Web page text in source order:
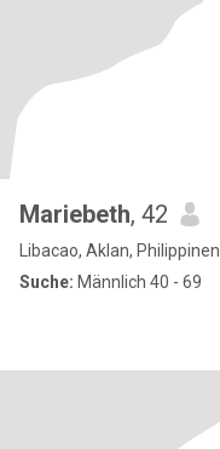
Mariebeth, 42
Libacao, Aklan, Philippinen
Suche: Männlich 40 - 69